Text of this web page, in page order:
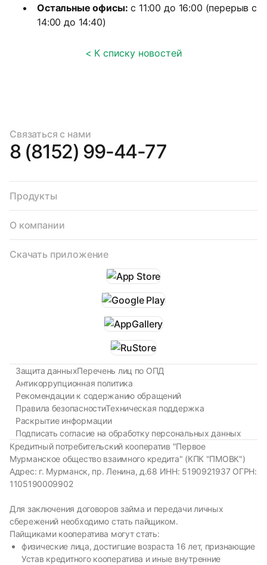
Остальные офисы: с 11:00 до 16:00 (перерыв с
14:00 до 14:40)
< К списку новостей
Связаться с нами
8 (8152) 99-44-77
Продукты
О компании
Скачать приложение
Защита данныхПеречень лиц по ОПД
Антикоррупционная политика
Рекомендации к содержанию обращений
Правила безопасностиТехническая поддержка
Раскрытие информации
Подписать согласие на обработку персональных данных
Кредитный потребительский кооператив "Первое
Мурманское общество взаимного кредита" (КПК "ПМОВК")
Адрес: г. Мурманск, пр. Ленина, д.68 ИНН: 5190921937 ОГРН:
1105190009902
Для заключения договоров займа и передачи личных
сбережений необходимо стать пайщиком.
Пайщиками кооператива могут стать:
физические лица, достигшие возраста 16 лет, признающие
Устав кредитного кооператива и иные внутренние